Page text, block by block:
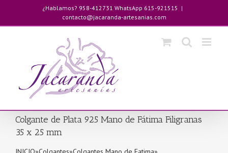
contenido
¿Hablamos? 958-412731 WhatsApp 615-921515 |
contacto@jacaranda-artesanias.com
Colgante de Plata 925 Mano de Fátima Filigranas
35 x 25 mm